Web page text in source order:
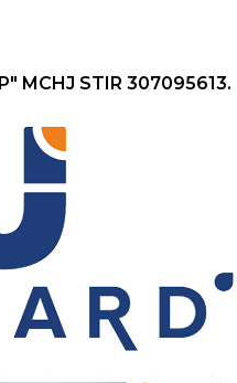
MCHJ STIR 307095613.